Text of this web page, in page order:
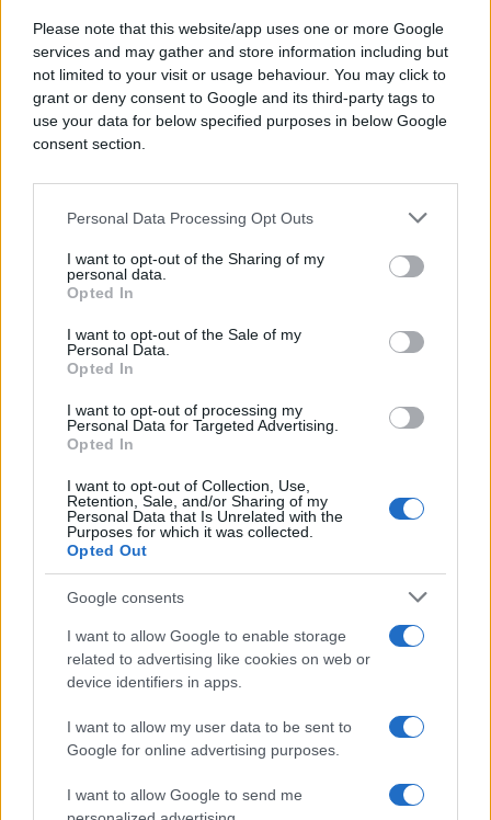
Please note that this website/app uses one or more Google
services and may gather and store information including but
not limited to your visit or usage behaviour. You may click to
grant or deny consent to Google and its third-party tags to
use your data for below specified purposes in below Google
consent section.
Personal Data Processing Opt Outs
I want to opt-out of the Sharing of my
personal data.
Opted In
I want to opt-out of the Sale of my
Personal Data.
Opted In
I want to opt-out of processing my
Personal Data for Targeted Advertising.
Opted In
I want to opt-out of Collection, Use,
Retention, Sale, and/or Sharing of my
Personal Data that Is Unrelated with the
Purposes for which it was collected.
Opted Out
Google consents
I want to allow Google to enable storage
related to advertising like cookies on web or
device identifiers in apps.
I want to allow my user data to be sent to
Google for online advertising purposes.
I want to allow Google to send me
U kasnim popodnevnim satima na Državnom
univerzitetu u Novom Pazaru su otvorena vrata, a
okupljeni uzvikuju "Pobjeda".